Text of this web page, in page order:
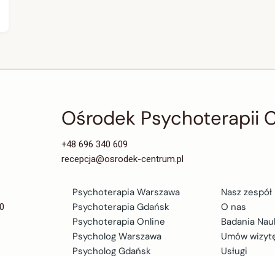
Ośrodek Psychoterapii
+48 696 340 609
recepcja@osrodek-centrum.pl
Psychoterapia Warszawa
Psychoterapia Gdańsk
Psychoterapia Online
Psycholog Warszawa
Psycholog Gdańsk
Nasz zespół
O nas
Badania
Umów
Usługi